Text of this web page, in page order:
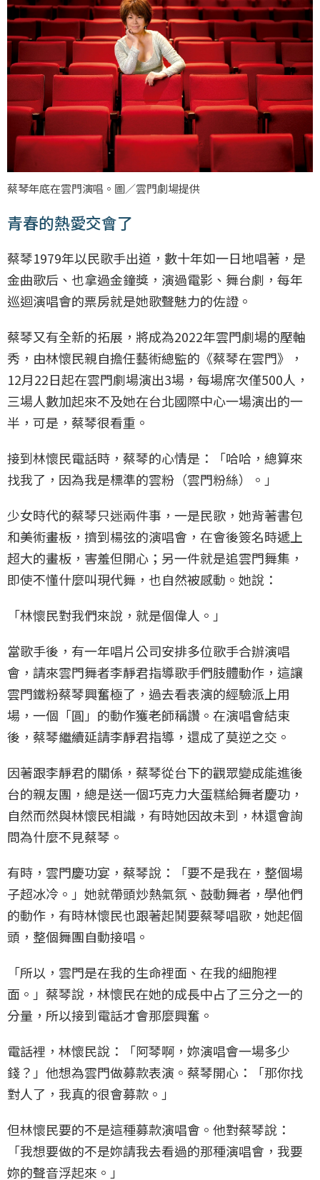
蔡琴年底在雲門演唱。圖／雲門劇場提供
青春的熱愛交會了
蔡琴1979年以民歌手出道，數十年如一日地唱著，是
金曲歌后、也拿過金鐘獎，演過電影、舞台劇，每年
巡迴演唱會的票房就是她歌聲魅力的佐證。
蔡琴又有全新的拓展，將成為2022年雲門劇場的壓軸
秀，由林懷民親自擔任藝術總監的《蔡琴在雲門》，
12月22日起在雲門劇場演出3場，每場席次僅500人，
三場人數加起來不及她在台北國際中心一場演出的一
半，可是，蔡琴很看重。
接到林懷民電話時，蔡琴的心情是：「哈哈，總算來
找我了，因為我是標準的雲粉（雲門粉絲）。」
少女時代的蔡琴只迷兩件事，一是民歌，她背著書包
和美術畫板，擠到楊弦的演唱會，在會後簽名時遞上
超大的畫板，害羞但開心；另一件就是追雲門舞集，
即使不懂什麼叫現代舞，也自然被感動。她說：
「林懷民對我們來說，就是個偉人。」
當歌手後，有一年唱片公司安排多位歌手合辦演唱
會，請來雲門舞者李靜君指導歌手們肢體動作，這讓
雲門鐵粉蔡琴興奮極了，過去看表演的經驗派上用
場，一個「圓」的動作獲老師稱讚。在演唱會結束
後，蔡琴繼續延請李靜君指導，還成了莫逆之交。
因著跟李靜君的關係，蔡琴從台下的觀眾變成能進後
台的親友團，總是送一個巧克力大蛋糕給舞者慶功，
自然而然與林懷民相識，有時她因故未到，林還會詢
問為什麼不見蔡琴。
有時，雲門慶功宴，蔡琴說：「要不是我在，整個場
子超冰冷。」她就帶頭炒熱氣氛、鼓動舞者，學他們
的動作，有時林懷民也跟著起鬨要蔡琴唱歌，她起個
頭，整個舞團自動接唱。
「所以，雲門是在我的生命裡面、在我的細胞裡
面。」蔡琴說，林懷民在她的成長中占了三分之一的
分量，所以接到電話才會那麼興奮。
電話裡，林懷民說：「阿琴啊，妳演唱會一場多少
錢？」他想為雲門做募款表演。蔡琴開心：「那你找
對人了，我真的很會募款。」
但林懷民要的不是這種募款演唱會。他對蔡琴說：
「我想要做的不是妳請我去看過的那種演唱會，我要
妳的聲音浮起來。」